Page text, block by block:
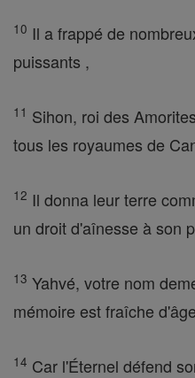
10 Il a frappé de
puissants ,
11 Sihon, roi des
tous les royaumes de
12 Il donna leur terre
un droit d'aînesse à son
13 Yahvé, votre nom
mémoire est fraîche
14 Car l'Éternel défend